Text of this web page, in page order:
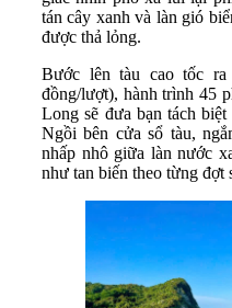
tán cây xanh và làn gió
được thả lỏng.
Bước lên tàu cao tốc ra
đồng/lượt), hành trình 45
Long sẽ đưa bạn tách
Ngồi bên cửa sổ tàu,
nhấp nhô giữa làn nước
như tan biến theo từng đợt